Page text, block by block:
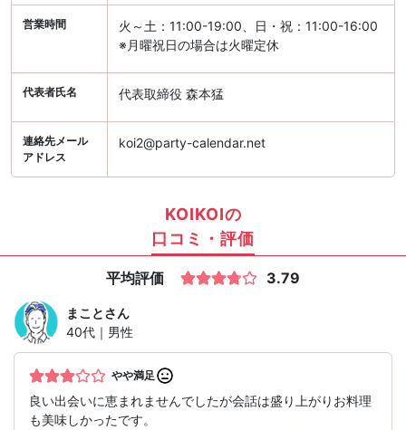
営業時間
火～土：11:00-19:00、日・祝：11:00-16:00
※月曜祝日の場合は火曜定休
代表者氏名 代表取締役 森本猛
連絡先メール
アドレス
koi2@party-calendar.net
KOIKOIの
口コミ・評価
平均評価 3.79
まことさん
40代｜男性
やや満足
良い出会いに恵まれませんでしたが会話は盛り上がりお料理
も美味しかったです。